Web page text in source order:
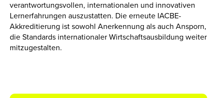
verantwortungsvollen, internationalen und innovativen
Lernerfahrungen auszustatten. Die erneute IACBE-
Akkreditierung ist sowohl Anerkennung als auch Ansporn,
die Standards internationaler Wirtschaftsausbildung weiter
mitzugestalten.